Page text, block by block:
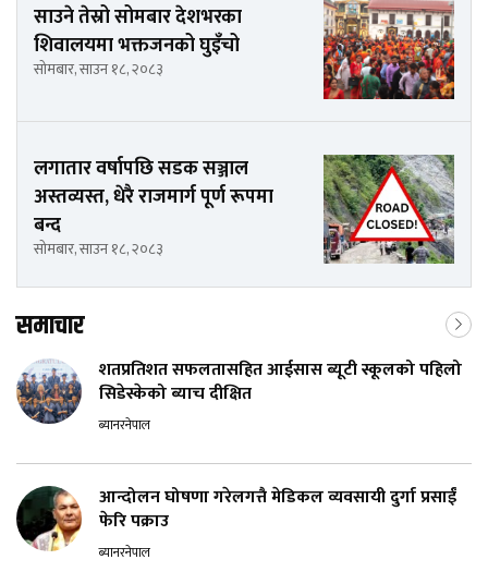
साउने तेस्रो सोमबार देशभरका
शिवालयमा भक्तजनको घुइँचो
सोमबार, साउन १८, २०८३
लगातार वर्षापछि सडक सञ्जाल
अस्तव्यस्त, धेरै राजमार्ग पूर्ण रूपमा
बन्द
सोमबार, साउन १८, २०८३
समाचार
शतप्रतिशत सफलतासहित आईसास ब्यूटी स्कूलको पहिलो
सिडेस्केको ब्याच दीक्षित
ब्यानरनेपाल
आन्दोलन घोषणा गरेलगत्तै मेडिकल व्यवसायी दुर्गा प्रसाईं
फेरि पक्राउ
ब्यानरनेपाल